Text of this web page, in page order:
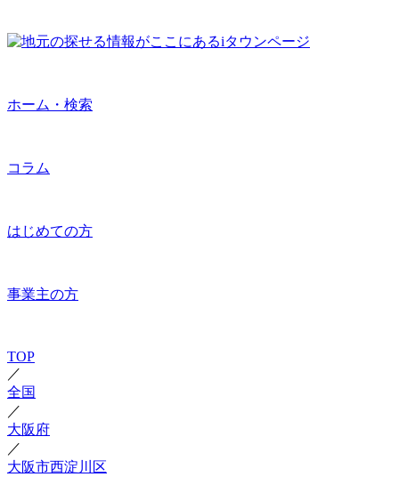
ホーム・検索
コラム
はじめての方
事業主の方
TOP
／
全国
／
大阪府
／
大阪市西淀川区